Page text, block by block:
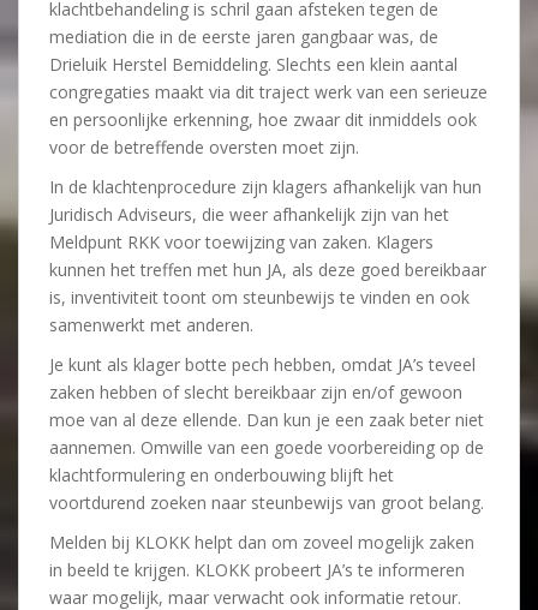
klachtbehandeling is schril gaan afsteken tegen de
mediation die in de eerste jaren gangbaar was, de
Drieluik Herstel Bemiddeling. Slechts een klein aantal
congregaties maakt via dit traject werk van een serieuze
en persoonlijke erkenning, hoe zwaar dit inmiddels ook
voor de betreffende oversten moet zijn.
In de klachtenprocedure zijn klagers afhankelijk van hun
Juridisch Adviseurs, die weer afhankelijk zijn van het
Meldpunt RKK voor toewijzing van zaken. Klagers
kunnen het treffen met hun JA, als deze goed bereikbaar
is, inventiviteit toont om steunbewijs te vinden en ook
samenwerkt met anderen.
Je kunt als klager botte pech hebben, omdat JA’s teveel
zaken hebben of slecht bereikbaar zijn en/of gewoon
moe van al deze ellende. Dan kun je een zaak beter niet
aannemen. Omwille van een goede voorbereiding op de
klachtformulering en onderbouwing blijft het
voortdurend zoeken naar steunbewijs van groot belang.
Melden bij KLOKK helpt dan om zoveel mogelijk zaken
in beeld te krijgen. KLOKK probeert JA’s te informeren
waar mogelijk, maar verwacht ook informatie retour.